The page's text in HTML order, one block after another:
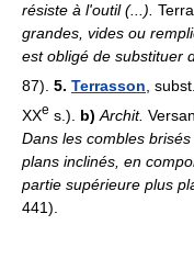
résiste à l'outil (...).
grandes, vides ou
est obligé de substituer
87). 5. Terrasson ,
XXe s.). b) Archit.
Dans les combles
plans inclinés, en
partie supérieure plus
441).